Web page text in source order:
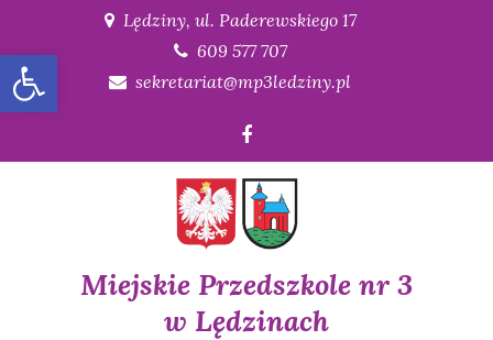
Open toolbar
content
Lędziny, ul. Paderewskiego 17
609 577 707
sekretariat@mp3ledziny.pl
Miejskie Przedszkole nr 3
w Lędzinach